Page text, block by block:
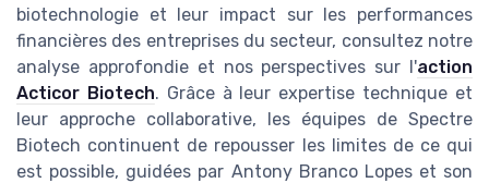
biotechnologie et leur impact sur les performances
financières des entreprises du secteur, consultez notre
analyse approfondie et nos perspectives sur l'action
Acticor Biotech. Grâce à leur expertise technique et
leur approche collaborative, les équipes de Spectre
Biotech continuent de repousser les limites de ce qui
est possible, guidées par Antony Branco Lopes et son